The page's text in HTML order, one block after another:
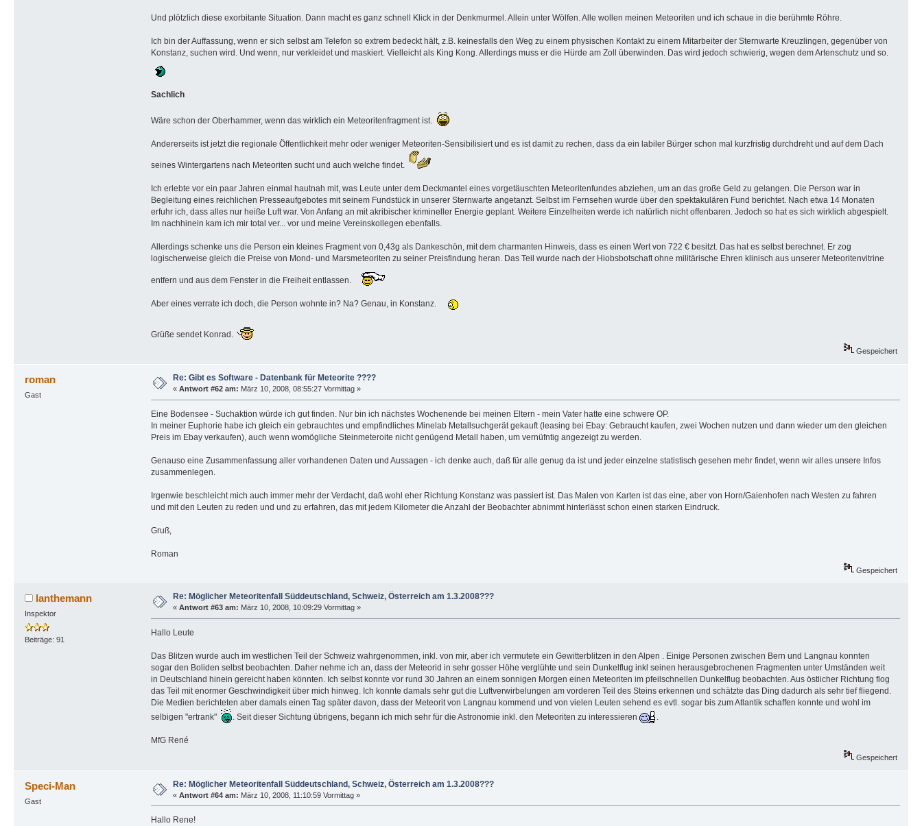
Und plötzlich diese exorbitante Situation. Dann macht es ganz schnell Klick in der Denkmurmel. Allein unter Wölfen. Alle wollen meinen Meteoriten und ich schaue in die berühmte Röhre.
Ich bin der Auffassung, wenn er sich selbst am Telefon so extrem bedeckt hält, z.B. keinesfalls den Weg zu einem physischen Kontakt zu einem Mitarbeiter der Sternwarte Kreuzlingen, gegenüber von
Konstanz, suchen wird. Und wenn, nur verkleidet und maskiert. Vielleicht als King Kong. Allerdings muss er die Hürde am Zoll überwinden. Das wird jedoch schwierig, wegen dem Artenschutz und so.
Sachlich
Wäre schon der Oberhammer, wenn das wirklich ein Meteoritenfragment ist.
Andererseits ist jetzt die regionale Öffentlichkeit mehr oder weniger Meteoriten-Sensibilisiert und es ist damit zu rechen, dass da ein labiler Bürger schon mal kurzfristig durchdreht und auf dem Dach
seines Wintergartens nach Meteoriten sucht und auch welche findet.
Ich erlebte vor ein paar Jahren einmal hautnah mit, was Leute unter dem Deckmantel eines vorgetäuschten Meteoritenfundes abziehen, um an das große Geld zu gelangen. Die Person war in
Begleitung eines reichlichen Presseaufgebotes mit seinem Fundstück in unserer Sternwarte angetanzt. Selbst im Fernsehen wurde über den spektakulären Fund berichtet. Nach etwa 14 Monaten
erfuhr ich, dass alles nur heiße Luft war. Von Anfang an mit akribischer krimineller Energie geplant. Weitere Einzelheiten werde ich natürlich nicht offenbaren. Jedoch so hat es sich wirklich abgespielt.
Im nachhinein kam ich mir total ver... vor und meine Vereinskollegen ebenfalls.
Allerdings schenke uns die Person ein kleines Fragment von 0,43g als Dankeschön, mit dem charmanten Hinweis, dass es einen Wert von 722 € besitzt. Das hat es selbst berechnet. Er zog
logischerweise gleich die Preise von Mond- und Marsmeteoriten zu seiner Preisfindung heran. Das Teil wurde nach der Hiobsbotschaft ohne militärische Ehren klinisch aus unserer Meteoritenvitrine
entfern und aus dem Fenster in die Freiheit entlassen.
Aber eines verrate ich doch, die Person wohnte in? Na? Genau, in Konstanz.
Grüße sendet Konrad.
Gespeichert
roman
Gast
Re: Gibt es Software - Datenbank für Meteorite ????
« Antwort #62 am: März 10, 2008, 08:55:27 Vormittag »
Eine Bodensee - Suchaktion würde ich gut finden. Nur bin ich nächstes Wochenende bei meinen Eltern - mein Vater hatte eine schwere OP.
In meiner Euphorie habe ich gleich ein gebrauchtes und empfindliches Minelab Metallsuchgerät gekauft (leasing bei Ebay: Gebraucht kaufen, zwei Wochen nutzen und dann wieder um den gleichen
Preis im Ebay verkaufen), auch wenn womögliche Steinmeteroite nicht genügend Metall haben, um vernüfntig angezeigt zu werden.
Genauso eine Zusammenfassung aller vorhandenen Daten und Aussagen - ich denke auch, daß für alle genug da ist und jeder einzelne statistisch gesehen mehr findet, wenn wir alles unsere Infos
zusammenlegen.
Irgenwie beschleicht mich auch immer mehr der Verdacht, daß wohl eher Richtung Konstanz was passiert ist. Das Malen von Karten ist das eine, aber von Horn/Gaienhofen nach Westen zu fahren
und mit den Leuten zu reden und und zu erfahren, das mit jedem Kilometer die Anzahl der Beobachter abnimmt hinterlässt schon einen starken Eindruck.
Gruß,
Roman
Gespeichert
lanthemann
Inspektor
Beiträge: 91
Re: Möglicher Meteoritenfall Süddeutschland, Schweiz, Österreich am 1.3.2008???
« Antwort #63 am: März 10, 2008, 10:09:29 Vormittag »
Hallo Leute
Das Blitzen wurde auch im westlichen Teil der Schweiz wahrgenommen, inkl. von mir, aber ich vermutete ein Gewitterblitzen in den Alpen . Einige Personen zwischen Bern und Langnau konnten
sogar den Boliden selbst beobachten. Daher nehme ich an, dass der Meteorid in sehr gosser Höhe verglühte und sein Dunkelflug inkl seinen herausgebrochenen Fragmenten unter Umständen weit
in Deutschland hinein gereicht haben könnten. Ich selbst konnte vor rund 30 Jahren an einem sonnigen Morgen einen Meteoriten im pfeilschnellen Dunkelflug beobachten. Aus östlicher Richtung flog
das Teil mit enormer Geschwindigkeit über mich hinweg. Ich konnte damals sehr gut die Luftverwirbelungen am vorderen Teil des Steins erkennen und schätzte das Ding dadurch als sehr tief fliegend.
Die Medien berichteten aber damals einen Tag später davon, dass der Meteorit von Langnau kommend und von vielen Leuten sehend es evtl. sogar bis zum Atlantik schaffen konnte und wohl im
selbigen "ertrank"
. Seit dieser Sichtung übrigens, begann ich mich sehr für die Astronomie inkl. den Meteoriten zu interessieren .
MfG René
Gespeichert
Speci-Man
Gast
Re: Möglicher Meteoritenfall Süddeutschland, Schweiz, Österreich am 1.3.2008???
« Antwort #64 am: März 10, 2008, 11:10:59 Vormittag »
Hallo Rene!